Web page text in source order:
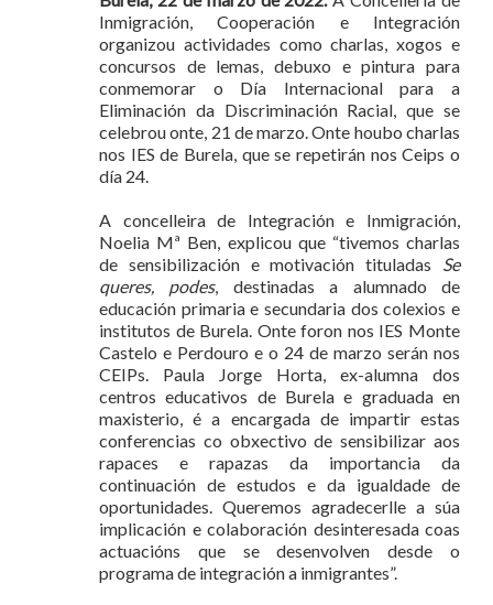
Inmigración, Cooperación e Integración
organizou actividades como charlas, xogos e
concursos de lemas, debuxo e pintura para
conmemorar o Día Internacional para a
Eliminación da Discriminación Racial, que se
celebrou onte, 21 de marzo. Onte houbo charlas
nos IES de Burela, que se repetirán nos Ceips o
día 24.
A concelleira de Integración e Inmigración,
Noelia Mª Ben, explicou que “tivemos charlas
de sensibilización e motivación tituladas Se
queres, podes, destinadas a alumnado de
educación primaria e secundaria dos colexios e
institutos de Burela. Onte foron nos IES Monte
Castelo e Perdouro e o 24 de marzo serán nos
CEIPs. Paula Jorge Horta, ex-alumna dos
centros educativos de Burela e graduada en
maxisterio, é a encargada de impartir estas
conferencias co obxectivo de sensibilizar aos
rapaces e rapazas da importancia da
continuación de estudos e da igualdade de
oportunidades. Queremos agradecerlle a súa
implicación e colaboración desinteresada coas
actuacións que se desenvolven desde o
programa de integración a inmigrantes”.